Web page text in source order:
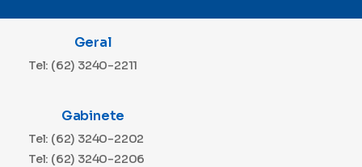
Geral
Tel: (62) 3240-2211
Gabinete
Tel: (62) 3240-2202
Tel: (62) 3240-2206